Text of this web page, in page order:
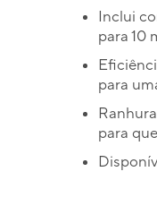
Inclui
para 10
para
para